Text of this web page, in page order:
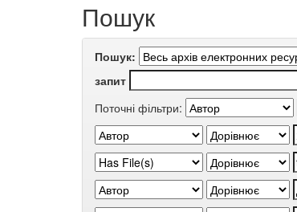
Пошук
Пошук:
запит
Поточні фільтри: